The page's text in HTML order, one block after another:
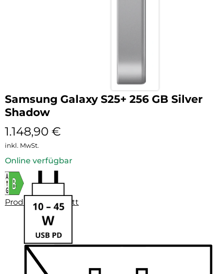
Samsung Galaxy S25+ 256 GB Silver
Shadow
1.148,90 €
inkl. MwSt.
Online verfügbar
Produktdatenblatt